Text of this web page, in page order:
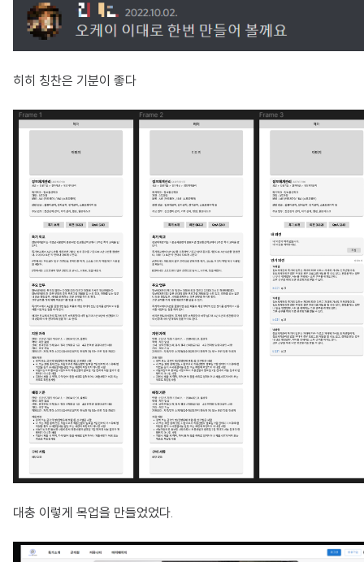
히히 칭찬은 기분이 좋다
대충 이렇게 목업을 만들었었다.